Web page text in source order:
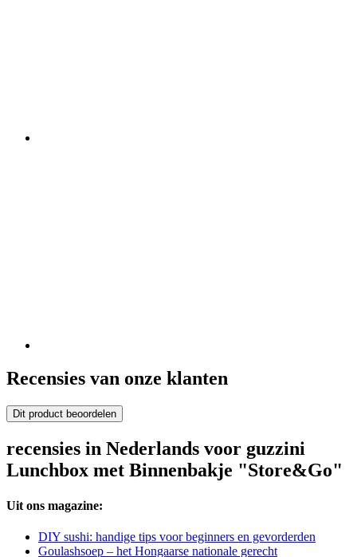
Recensies van onze klanten
Dit product beoordelen
recensies in Nederlands voor guzzini
Lunchbox met Binnenbakje "Store&Go"
Uit ons magazine:
DIY sushi: handige tips voor beginners en gevorderden
Goulashsoep – het Hongaarse nationale gerecht